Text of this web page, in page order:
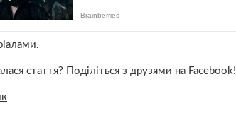
стаття? Поділіться з друзями на Facebook!